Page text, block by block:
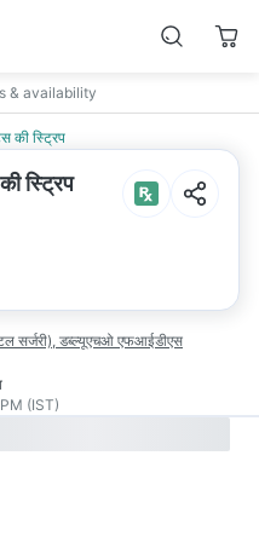
& availability
की स्ट्रिप
स्ट्रिप
सर्जरी), डब्ल्यूएचओ एफआईडीएस
(IST)